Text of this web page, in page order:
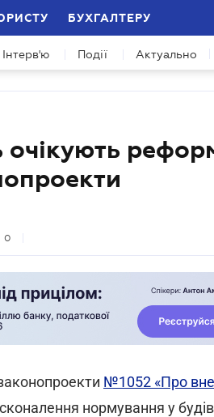
БУХГАЛТЕРУ
Інтерв'ю Події Актуально
очікують
0
№1052 «Про
нормування у